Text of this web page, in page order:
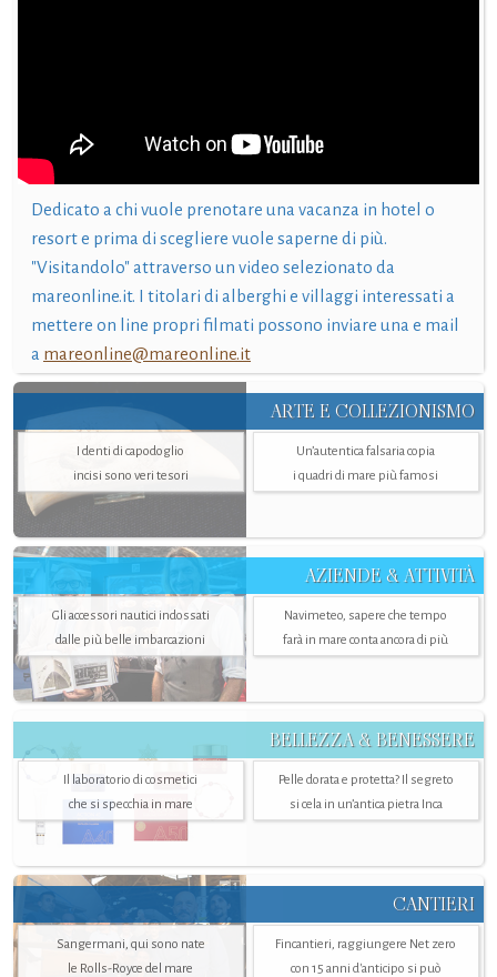
Dedicato a chi vuole prenotare una vacanza in hotel o
resort e prima di scegliere vuole saperne di più.
"Visitandolo" attraverso un video selezionato da
mareonline.it. I titolari di alberghi e villaggi interessati a
mettere on line propri filmati possono inviare una e mail
a mareonline@mareonline.it
ARTE E COLLEZIONISMO
I denti di capodoglio
incisi sono veri tesori
Un’autentica falsaria copia
i quadri di mare più famosi
AZIENDE & ATTIVITÀ
Gli accessori nautici indossati
dalle più belle imbarcazioni
Navimeteo, sapere che tempo
farà in mare conta ancora di più
BELLEZZA & BENESSERE
Il laboratorio di cosmetici
che si specchia in mare
Pelle dorata e protetta? Il segreto
si cela in un’antica pietra Inca
CANTIERI
Sangermani, qui sono nate
le Rolls-Royce del mare
Fincantieri, raggiungere Net zero
con 15 anni d'anticipo si può